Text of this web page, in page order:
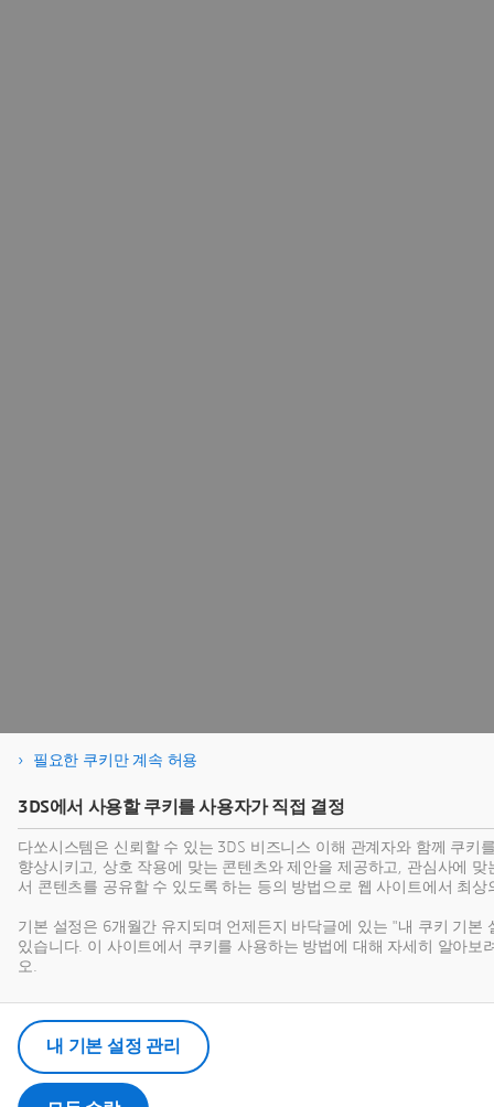
필요한 쿠키만 계속 허용
3DS에서 사용할 쿠키를 사용자가 직접 결정
다쏘시스템은 신뢰할 수 있는 3DS 비즈니스 이해 관계자와 함께 쿠키
향상시키고, 상호 작용에 맞는 콘텐츠와 제안을 제공하고, 관심사에
서 콘텐츠를 공유할 수 있도록 하는 등의 방법으로 웹 사이트에서 최상
기본 설정은 6개월간 유지되며 언제든지 바닥글에 있는 "내 쿠키 기본
있습니다. 이 사이트에서 쿠키를 사용하는 방법에 대해 자세히 알아보
오.
내 기본 설정 관리